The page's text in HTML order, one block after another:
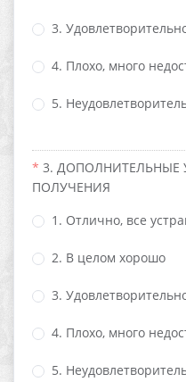
3.
4. Плохо, много
5.
3. ДОПОЛНИТЕЛЬНЫЕ
ПОЛУЧЕНИЯ
1. Отлично, все
2. В целом хорошо
3.
4. Плохо, много
5.